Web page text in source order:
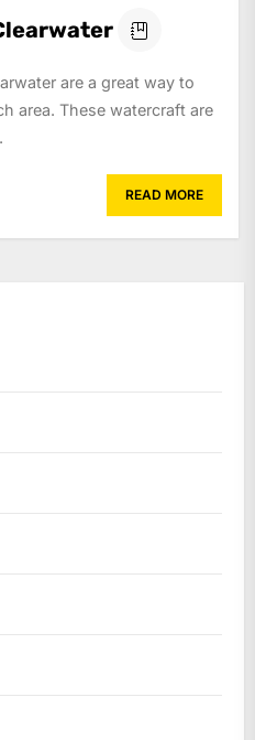
are a great way to
area. These watercraft are
READ MORE